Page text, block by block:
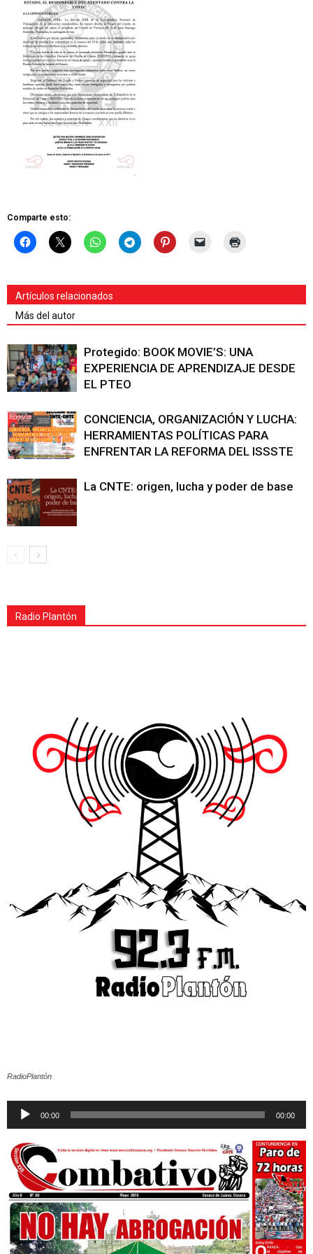
Comparte esto:
Artículos relacionados
Más del autor
Protegido: BOOK MOVIE’S: UNA
EXPERIENCIA DE APRENDIZAJE DESDE
EL PTEO
CONCIENCIA, ORGANIZACIÓN Y LUCHA:
HERRAMIENTAS POLÍTICAS PARA
ENFRENTAR LA REFORMA DEL ISSSTE
La CNTE: origen, lucha y poder de base
Radio Plantón
RadioPlantón
Reproductor
00:00 00:00